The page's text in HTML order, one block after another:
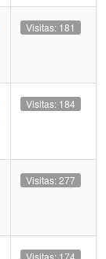
Visitas: 181
Visitas: 184
Visitas: 277